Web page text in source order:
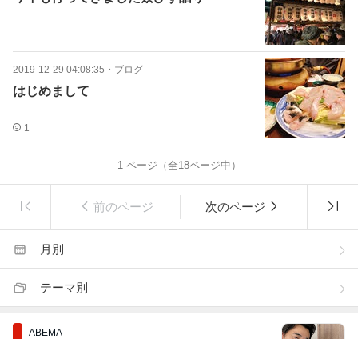
2019-12-29 04:08:35 ・ ブログ
はじめまして
1
1ページ（全18ページ中）
前のページ 次のページ
月別
テーマ別
ABEMA